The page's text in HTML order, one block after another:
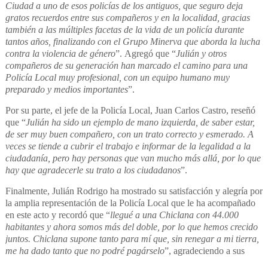
Ciudad a uno de esos policías de los antiguos, que seguro deja
gratos recuerdos entre sus compañeros y en la localidad, gracias
también a las múltiples facetas de la vida de un policía durante
tantos años, finalizando con el Grupo Minerva que aborda la lucha
contra la violencia de género”. Agregó que “Julián y otros
compañeros de su generación han marcado el camino para una
Policía Local muy profesional, con un equipo humano muy
preparado y medios importantes”.
Por su parte, el jefe de la Policía Local, Juan Carlos Castro, reseñó
que “Julián ha sido un ejemplo de mano izquierda, de saber estar,
de ser muy buen compañero, con un trato correcto y esmerado. A
veces se tiende a cubrir el trabajo e informar de la legalidad a la
ciudadanía, pero hay personas que van mucho más allá, por lo que
hay que agradecerle su trato a los ciudadanos”.
Finalmente, Julián Rodrigo ha mostrado su satisfacción y alegría por
la amplia representación de la Policía Local que le ha acompañado
en este acto y recordó que “llegué a una Chiclana con 44.000
habitantes y ahora somos más del doble, por lo que hemos crecido
juntos. Chiclana supone tanto para mí que, sin renegar a mi tierra,
me ha dado tanto que no podré pagárselo”, agradeciendo a sus